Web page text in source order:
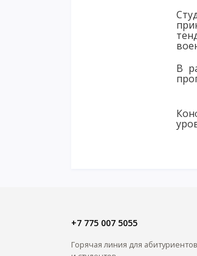
В
+7 775 007 5055
Горячая линия для абитуриентов